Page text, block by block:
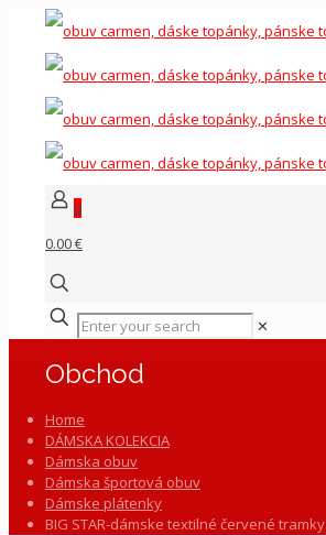
0
0.00 €
✕
Obchod
Home
DÁMSKA KOLEKCIA
Dámska obuv
Dámska športová obuv
Dámske plátenky
BIG STAR-dámske textilné červené tramky